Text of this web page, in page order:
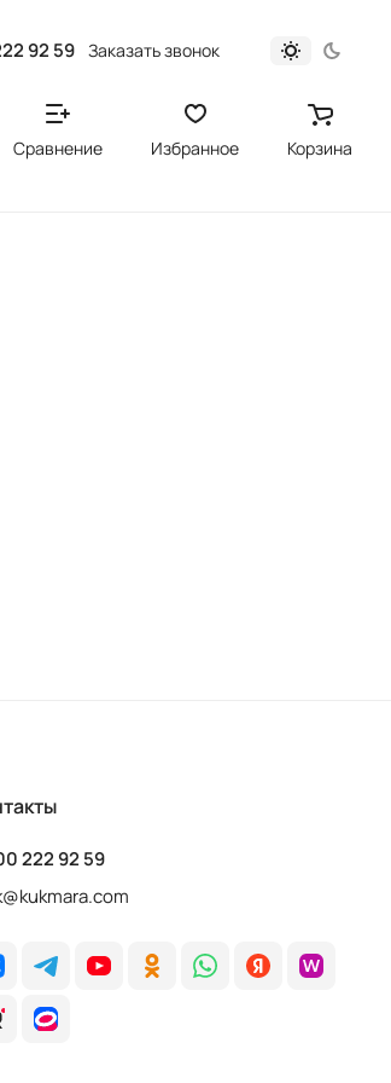
92 59 Заказать звонок
Сравнение Избранное Корзина
222 92 59